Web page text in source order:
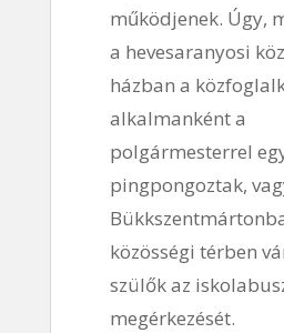
működjenek. Úgy,
a hevesaranyosi
házban a
alkalmanként a
polgármesterrel
pingpongoztak,
közösségi térben
szülők az
megérkezését.